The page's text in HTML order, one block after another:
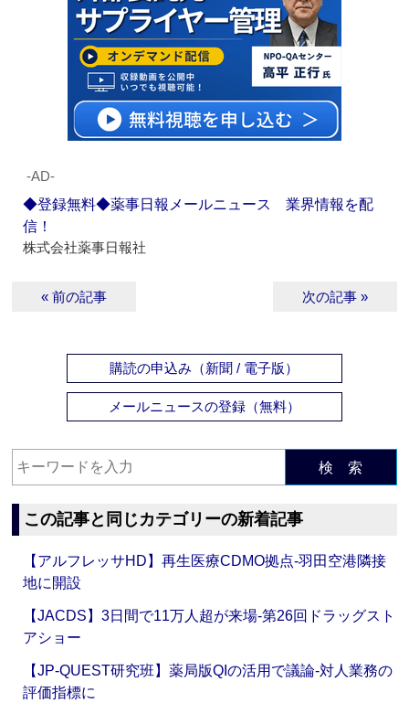
‐AD‐
◆登録無料◆薬事日報メールニュース 業界情報を配
信！
株式会社薬事日報社
« 前の記事 次の記事 »
購読の申込み（新聞 / 電子版）
メールニュースの登録（無料）
検 索
この記事と同じカテゴリーの新着記事
【アルフレッサHD】再生医療CDMO拠点‐羽田空港隣接
地に開設
【JACDS】3日間で11万人超が来場‐第26回ドラッグスト
アショー
【JP-QUEST研究班】薬局版QIの活用で議論‐対人業務の
評価指標に